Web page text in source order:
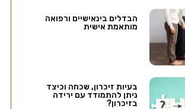
הבדלים בינאישיים ורפואה
מותאמת אישית
בעיות זיכרון, שכחה וכיצד
ניתן להתמודד עם ירידה
בזיכרון?